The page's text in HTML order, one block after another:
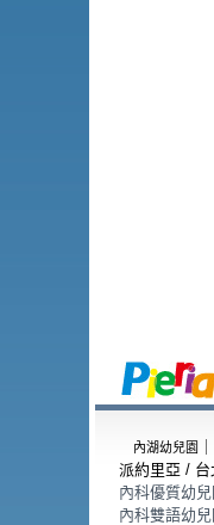
內湖幼兒園
派約里亞 / 台
內科優質幼
內科雙語幼